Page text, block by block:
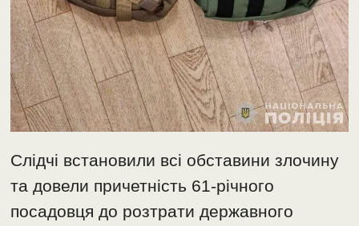
Слідчі встановили всі обставини злочину
та довели причетність 61-річного
посадовця до розтрати державного